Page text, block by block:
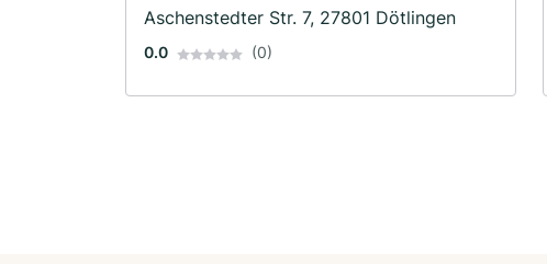
Aschenstedter Str. 7, 27801 Dötlingen
0.0 (0)